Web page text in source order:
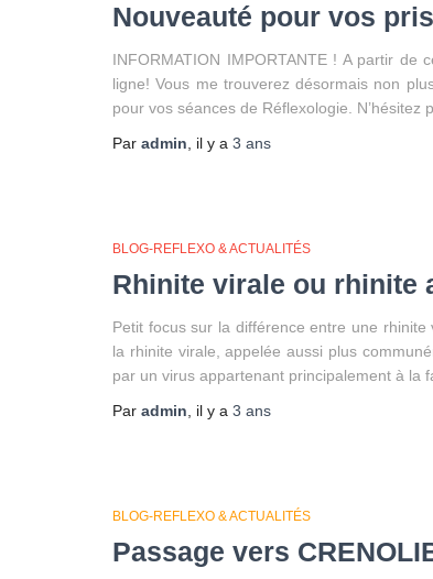
Nouveauté pour vos
INFORMATION IMPORTANTE ! A partir
ligne! Vous me trouverez désormais non
pour vos séances de Réflexologie. N’hésitez
Par admin , il y a 3 ans
BLOG-REFLEXO & ACTUALITÉS
Rhinite virale ou rhinite
Petit focus sur la différence entre une
la rhinite virale, appelée aussi plus
par un virus appartenant principalement à la
Par admin , il y a 3 ans
BLOG-REFLEXO & ACTUALITÉS
Passage vers